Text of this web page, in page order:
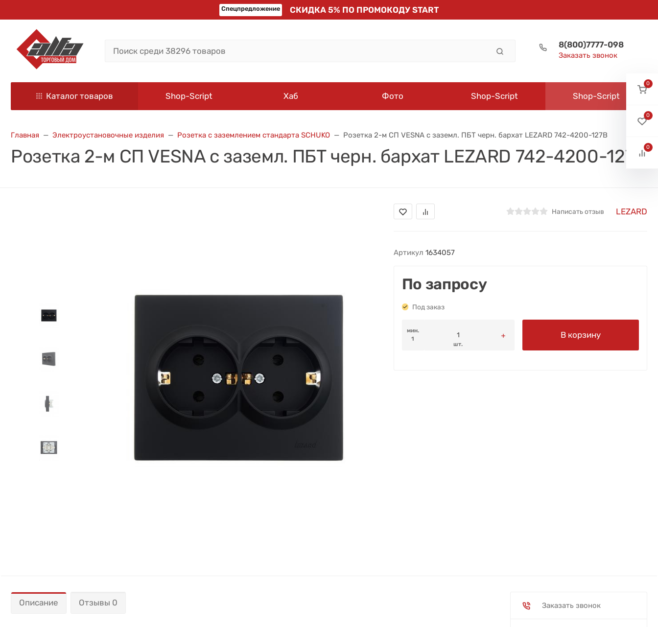
Спецпредложение СКИДКА 5% ПО ПРОМОКОДУ START
8(800)7777-098
Заказать звонок
Каталог товаров Shop-Script Хаб Фото Shop-Script Shop-Script
Главная Электроустановочные изделия Розетка с заземлением стандарта SCHUKO Розетка 2-м СП VESNA с заземл. ПБТ черн. бархат LEZARD 742-4200-127B
Розетка 2-м СП VESNA с заземл. ПБТ черн. бархат LEZARD 742-4200-127B
Написать отзыв LEZARD
Артикул 1634057
По запросу
Под заказ
мин.
1
шт.
В корзину
Описание Отзывы 0 Заказать звонок
0
0
0